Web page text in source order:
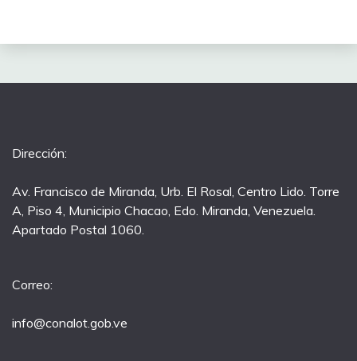
Dirección:
Av. Francisco de Miranda, Urb. El Rosal, Centro Lido. Torre
A, Piso 4, Municipio Chacao, Edo. Miranda, Venezuela.
Apartado Postal 1060.
Correo:
info@conalot.gob.ve